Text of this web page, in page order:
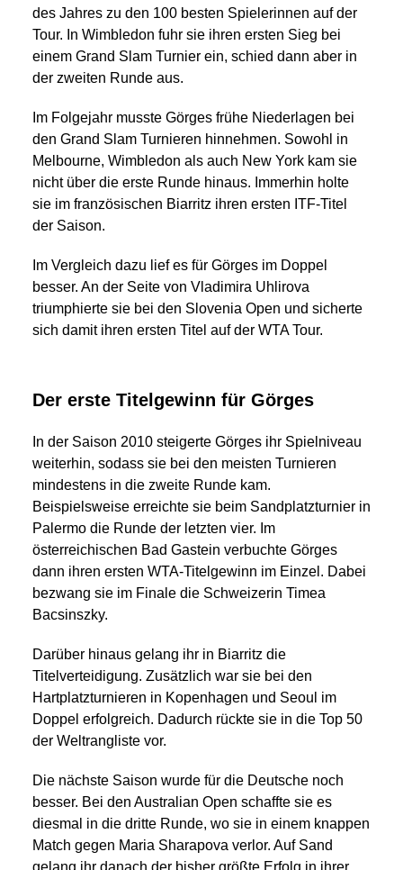
des Jahres zu den 100 besten Spielerinnen auf der
Tour. In Wimbledon fuhr sie ihren ersten Sieg bei
einem Grand Slam Turnier ein, schied dann aber in
der zweiten Runde aus.
Im Folgejahr musste Görges frühe Niederlagen bei
den Grand Slam Turnieren hinnehmen. Sowohl in
Melbourne, Wimbledon als auch New York kam sie
nicht über die erste Runde hinaus. Immerhin holte
sie im französischen Biarritz ihren ersten ITF-Titel
der Saison.
Im Vergleich dazu lief es für Görges im Doppel
besser. An der Seite von Vladimira Uhlirova
triumphierte sie bei den Slovenia Open und sicherte
sich damit ihren ersten Titel auf der WTA Tour.
Der erste Titelgewinn für Görges
In der Saison 2010 steigerte Görges ihr Spielniveau
weiterhin, sodass sie bei den meisten Turnieren
mindestens in die zweite Runde kam.
Beispielsweise erreichte sie beim Sandplatzturnier in
Palermo die Runde der letzten vier. Im
österreichischen Bad Gastein verbuchte Görges
dann ihren ersten WTA-Titelgewinn im Einzel. Dabei
bezwang sie im Finale die Schweizerin Timea
Bacsinszky.
Darüber hinaus gelang ihr in Biarritz die
Titelverteidigung. Zusätzlich war sie bei den
Hartplatzturnieren in Kopenhagen und Seoul im
Doppel erfolgreich. Dadurch rückte sie in die Top 50
der Weltrangliste vor.
Die nächste Saison wurde für die Deutsche noch
besser. Bei den Australian Open schaffte sie es
diesmal in die dritte Runde, wo sie in einem knappen
Match gegen Maria Sharapova verlor. Auf Sand
gelang ihr danach der bisher größte Erfolg in ihrer